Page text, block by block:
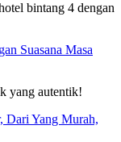
bintang 4 dengan
Suasana Masa
yang autentik!
Dari Yang Murah,